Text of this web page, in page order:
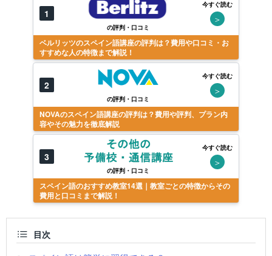
1
の評判・口コミ
今すぐ読む
＞
ベルリッツのスペイン語講座の評判は？費用や口コミ・お
すすめな人の特徴まで解説！
2
の評判・口コミ
今すぐ読む
＞
NOVAのスペイン語講座の評判は？費用や評判、プラン内
容やその魅力を徹底解説
3
の評判・口コミ
今すぐ読む
＞
スペイン語のおすすめ教室14選｜教室ごとの特徴からその
費用と口コミまで解説！
目次